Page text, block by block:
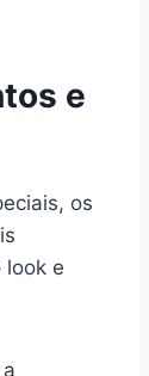
e
os
look e